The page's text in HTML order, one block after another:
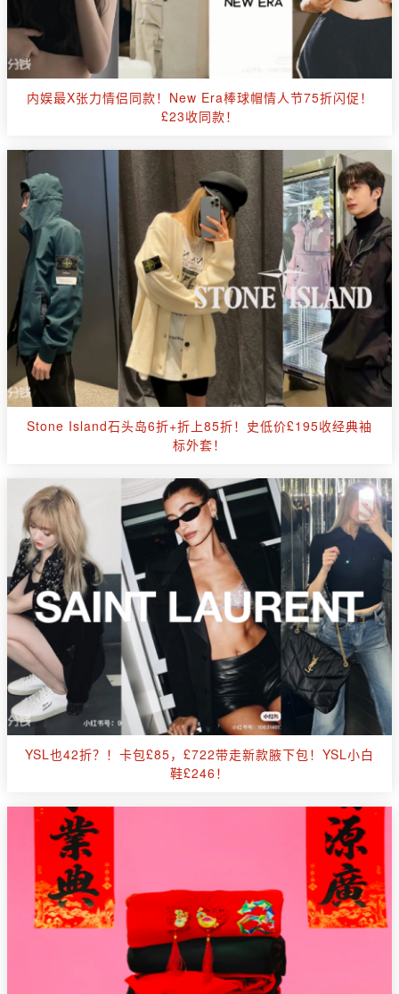
内娱最X张力情侣同款！New Era棒球帽情人节75折闪促！
£23收同款！
Stone Island石头岛6折+折上85折！史低价£195收经典袖
标外套！
YSL也42折？！卡包£85，£722带走新款腋下包！YSL小白
鞋£246！